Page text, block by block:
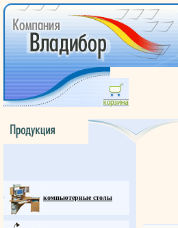
компьютерные столы